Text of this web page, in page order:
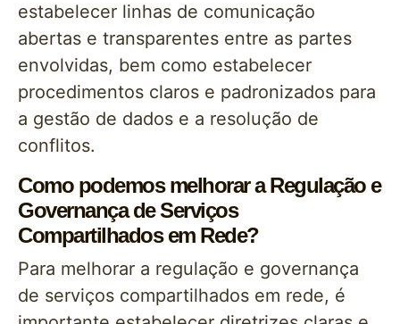
estabelecer linhas de comunicação
abertas e transparentes entre as partes
envolvidas, bem como estabelecer
procedimentos claros e padronizados para
a gestão de dados e a resolução de
conflitos.
Como podemos melhorar a Regulação e
Governança de Serviços
Compartilhados em Rede?
Para melhorar a regulação e governança
de serviços compartilhados em rede, é